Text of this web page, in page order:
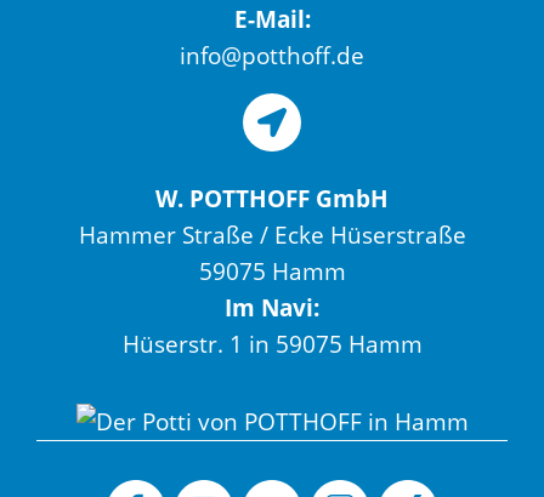
E-Mail:
info@potthoff.de
W. POTTHOFF GmbH
Hammer Straße / Ecke Hüserstraße
59075 Hamm
Im Navi:
Hüserstr. 1 in 59075 Hamm